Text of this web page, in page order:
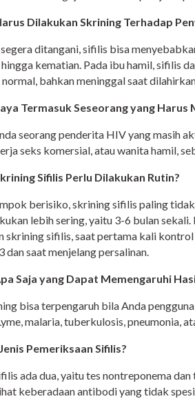
Dilakukan Skrining Terhadap
ditangani, sifilis bisa
kematian. Pada ibu hamil, sifilis
bahkan meninggal saat
Termasuk Seseorang yang Harus
seorang penderita HIV yang masih
seks komersial, atau wanita hamil,
Sifilis Perlu Dilakukan Rutin?
berisiko, skrining sifilis paling
lebih sering, yaitu 3-6 bulan
skrining sifilis, saat pertama kali
dan saat menjelang persalinan.
Saja yang Dapat Memengaruhi
bisa terpengaruh bila Anda
malaria, tuberkulosis, pneumonia,
Pemeriksaan Sifilis?
ada dua, yaitu tes nontreponema
keberadaan antibodi yang tidak